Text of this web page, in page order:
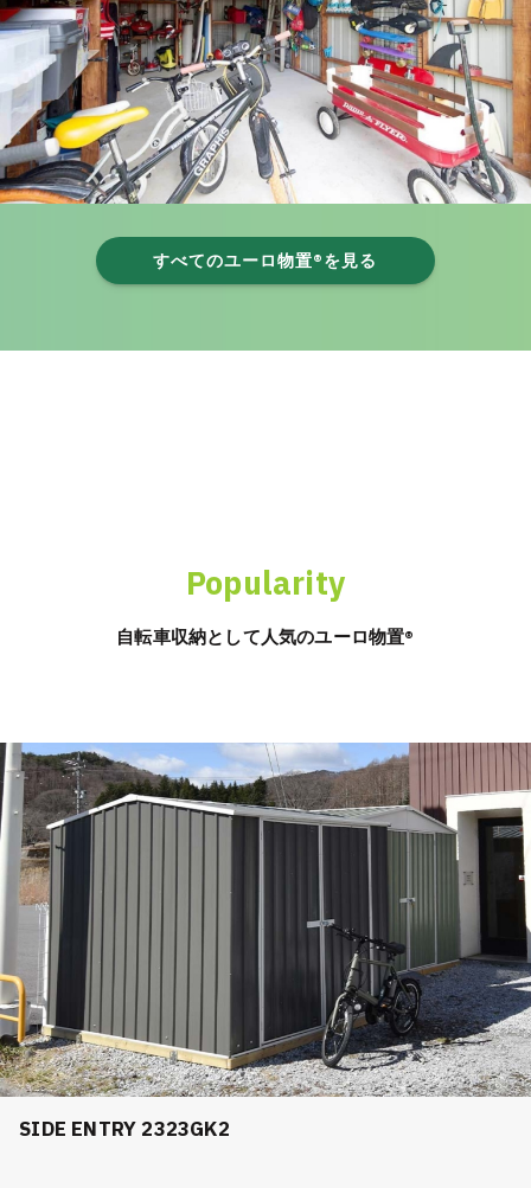
すべてのユーロ物置®を見る
Popularity
自転車収納として人気のユーロ物置®︎
SIDE ENTRY 2323GK2